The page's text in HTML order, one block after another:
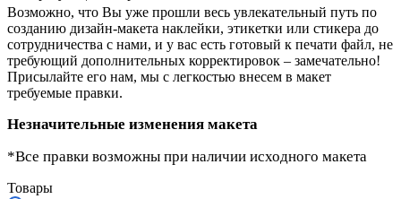
Возможно, что Вы уже прошли весь увлекательный путь по
созданию дизайн-макета наклейки, этикетки или стикера до
сотрудничества с нами, и у вас есть готовый к печати файл, не
требующий дополнительных корректировок – замечательно!
Присылайте его нам, мы с легкостью внесем в макет
требуемые правки.
Незначительные изменения макета
*Все правки возможны при наличии исходного макета
Товары